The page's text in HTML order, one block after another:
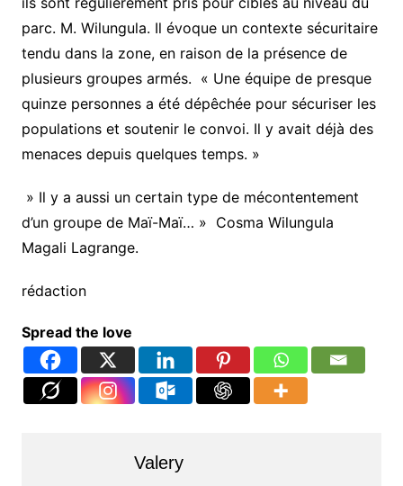
parc. M. Wilungula. Il évoque un contexte sécuritaire
tendu dans la zone, en raison de la présence de
plusieurs groupes armés. « Une équipe de presque
quinze personnes a été dépêchée pour sécuriser les
populations et soutenir le convoi. Il y avait déjà des
menaces depuis quelques temps. »
» Il y a aussi un certain type de mécontentement
d’un groupe de Maï-Maï… » Cosma Wilungula
Magali Lagrange.
rédaction
Spread the love
Valery